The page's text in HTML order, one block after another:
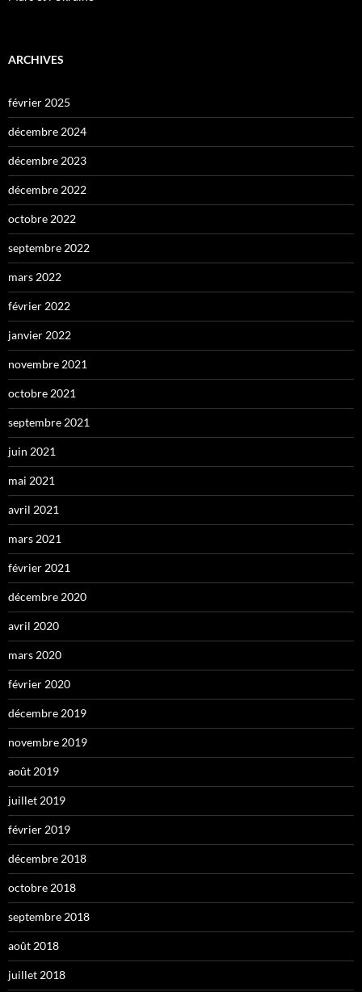
ARCHIVES
février 2025
décembre 2024
décembre 2023
décembre 2022
octobre 2022
septembre 2022
mars 2022
février 2022
janvier 2022
novembre 2021
octobre 2021
septembre 2021
juin 2021
mai 2021
avril 2021
mars 2021
février 2021
décembre 2020
avril 2020
mars 2020
février 2020
décembre 2019
novembre 2019
août 2019
juillet 2019
février 2019
décembre 2018
octobre 2018
septembre 2018
août 2018
juillet 2018